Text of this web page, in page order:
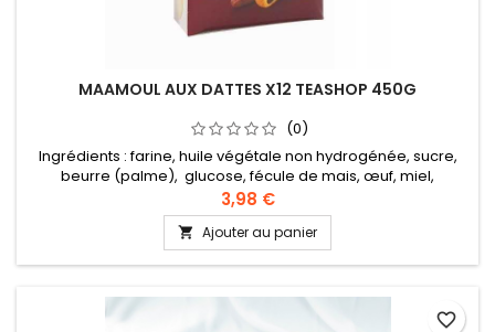
MAAMOUL AUX DATTES X12 TEASHOP 450G
(0)
Ingrédients : farine, huile végétale non hydrogénée, sucre,
beurre (palme), glucose, fécule de mais, œuf, miel,
glycérine, sel, bicarbonate de sodium, E471, E472, arôme
beurre, vanilline
3,98 €
 Ajouter au panier
favorite_border